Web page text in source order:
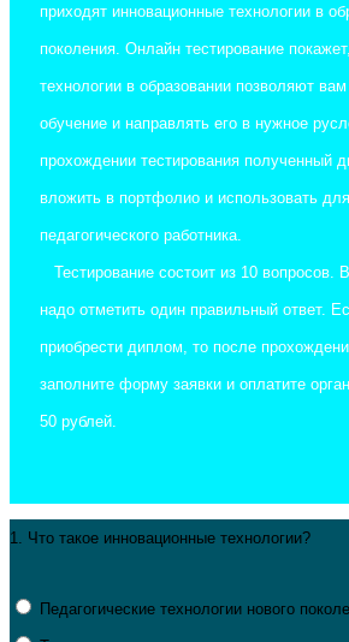
приходят инновационные технологии в
поколения. Онлайн тестирование
технологии в образовании позволяют
обучение и направлять его в нужное
прохождении тестирования полученный
вложить в портфолио и использовать
педагогического работника.
Тестирование состоит из 10 вопросов.
надо отметить один правильный ответ.
приобрести диплом, то после
заполните форму заявки и оплатите
50 рублей.
1. Что такое инновационные технологии?
Педагогические технологии нового